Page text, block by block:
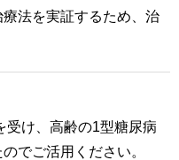
法を実証するため、治
受け、高齢の1型糖尿病
でご活用ください。